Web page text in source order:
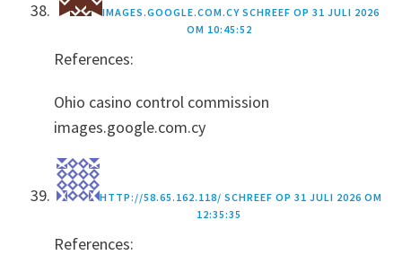
IMAGES.GOOGLE.COM.CYSCHREEF OP 31 JULI 2026
OM 10:45:52
References:
Ohio casino control commission
images.google.com.cy
HTTP://58.65.162.118/ SCHREEF OP 31 JULI 2026 OM
12:35:35
References: